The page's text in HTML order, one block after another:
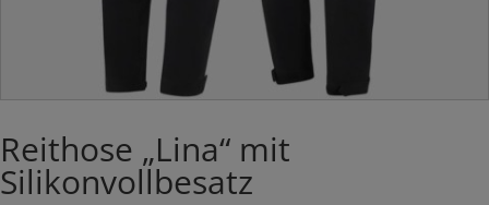
Reithose „Lina“ mit
Silikonvollbesatz